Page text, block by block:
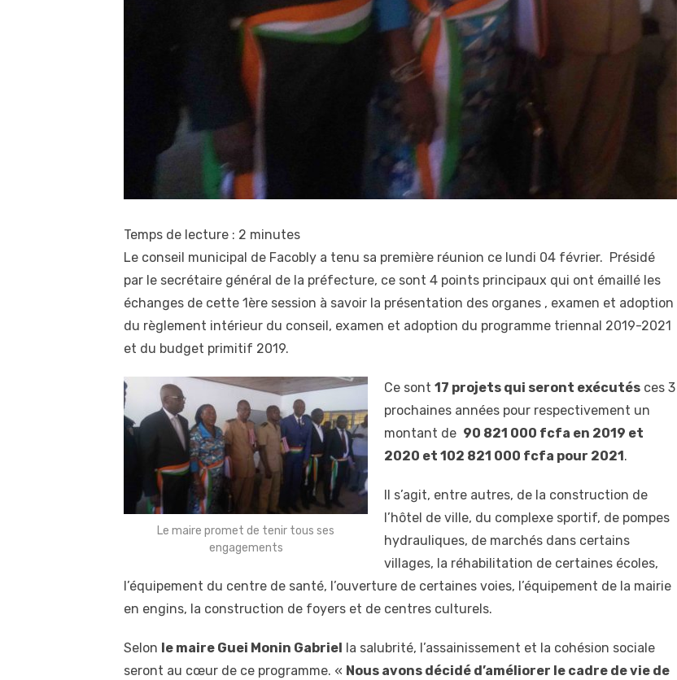
Temps de lecture : 2 minutes
Le conseil municipal de Facobly a tenu sa première réunion ce lundi 04 février. Présidé
par le secrétaire général de la préfecture, ce sont 4 points principaux qui ont émaillé les
échanges de cette 1ère session à savoir la présentation des organes , examen et adoption
du règlement intérieur du conseil, examen et adoption du programme triennal 2019-2021
et du budget primitif 2019.
Le maire promet de tenir tous ses
engagements
Ce sont 17 projets qui seront exécutés ces 3
prochaines années pour respectivement un
montant de 90 821 000 fcfa en 2019 et
2020 et 102 821 000 fcfa pour 2021.
Il s’agit, entre autres, de la construction de
l’hôtel de ville, du complexe sportif, de pompes
hydrauliques, de marchés dans certains
villages, la réhabilitation de certaines écoles,
l’équipement du centre de santé, l’ouverture de certaines voies, l’équipement de la mairie
en engins, la construction de foyers et de centres culturels.
Selon le maire Guei Monin Gabriel la salubrité, l’assainissement et la cohésion sociale
seront au cœur de ce programme. « Nous avons décidé d’améliorer le cadre de vie de